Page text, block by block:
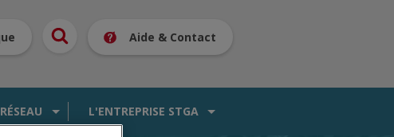
Aide & Contact
L'ENTREPRISE STGA